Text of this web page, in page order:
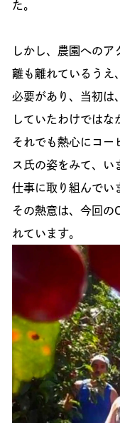
た。
しかし、農園への
離も離れているうえ
必要があり、当初は
していたわけではな
それでも熱心にコー
ス氏の姿をみて、い
仕事に取り組んでい
その熱意は、今回の
れています。